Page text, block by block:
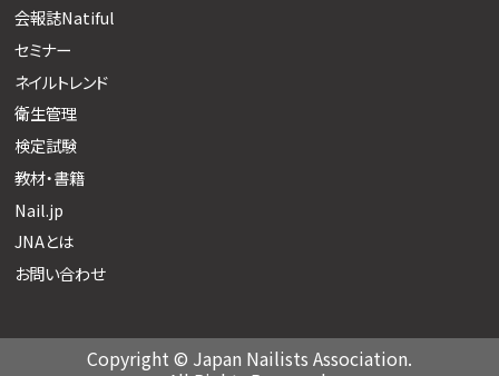
会報誌Natiful
セミナー
ネイルトレンド
衛生管理
検定試験
教材・書籍
Nail.jp
JNAとは
お問い合わせ
Copyright © Japan Nailists Association.